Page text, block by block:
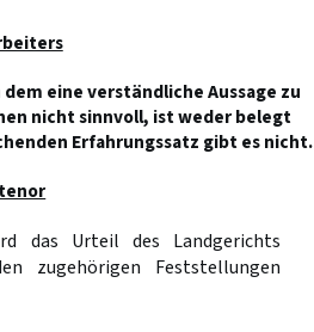
eine verständliche Aussage zu
nicht sinnvoll, ist weder belegt
Erfahrungssatz gibt es nicht.
das Urteil des Landgerichts
zugehörigen Feststellungen